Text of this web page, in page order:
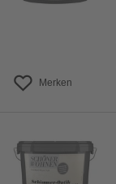
Merken